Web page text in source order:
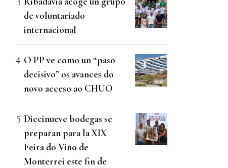
de voluntariado
internacional
O PP ve como un “paso
decisivo” os avances do
novo acceso ao CHUO
Diecinueve bodegas se
preparan para la XIX
Feira do Viño de
Monterrei este fin de